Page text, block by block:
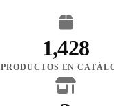
1,428
PRODUCTOS EN